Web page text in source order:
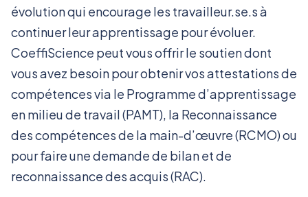
évolution qui encourage les travailleur.se.s à
continuer leur apprentissage pour évoluer.
CoeffiScience peut vous offrir le soutien dont
vous avez besoin pour obtenir vos attestations de
compétences via le Programme d’apprentissage
en milieu de travail (PAMT), la Reconnaissance
des compétences de la main-d’œuvre (RCMO) ou
pour faire une demande de bilan et de
reconnaissance des acquis (RAC).